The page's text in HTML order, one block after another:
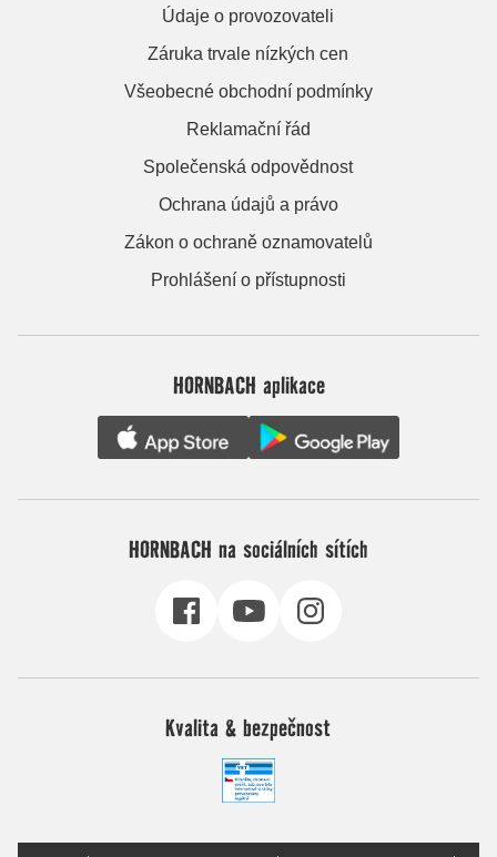
Údaje o provozovateli
Záruka trvale nízkých cen
Všeobecné obchodní podmínky
Reklamační řád
Společenská odpovědnost
Ochrana údajů a právo
Zákon o ochraně oznamovatelů
Prohlášení o přístupnosti
HORNBACH aplikace
HORNBACH na sociálních sítích
Kvalita & bezpečnost